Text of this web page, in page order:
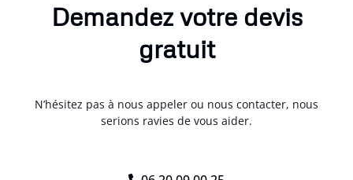
Demandez votre devis
gratuit
N’hésitez pas à nous appeler ou nous contacter, nous
serions ravies de vous aider.